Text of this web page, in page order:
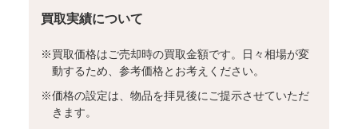
買取実績について
※買取価格はご売却時の買取金額です。日々相場が変
動するため、参考価格とお考えください。
※価格の設定は、物品を拝見後にご提示させていただ
きます。